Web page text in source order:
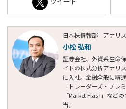
日本株情報部 アナリ
小松 弘和
証券会社、外資系生命
イトの株式分析アナリ
に入社。金融全般に精
「トレーダーズ・プレ
「Market Flash」など
当。